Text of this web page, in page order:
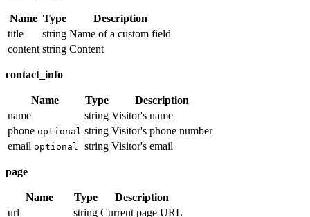
Name Type
Description
title
string Name of a custom field
content string Content
contact_info
Name Type
Description
name
string Visitor's name
phone optional string Visitor's phone number
email optional string Visitor's email
page
Name Type
Description
url
string Current page URL